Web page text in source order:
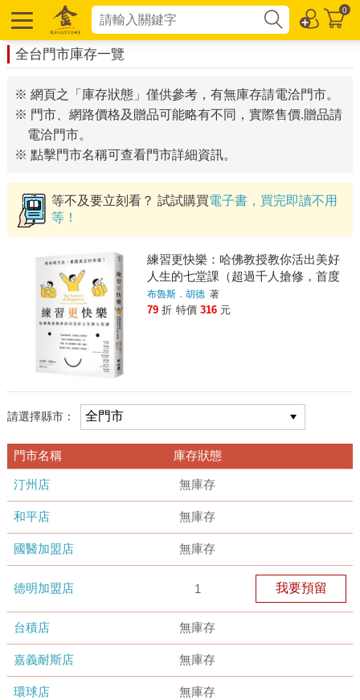
0
全台門市庫存一覽
※ 網頁之「庫存狀態」僅供參考，有無庫存請電洽門市。
※ 門市、網路價格及贈品可能略有不同，實際售價.贈品請
電洽門市。
※ 點擊門市名稱可查看門市詳細資訊。
等不及要立刻看？ 試試購買電子書，買完即讀不用
等！
練習更快樂：哈佛教授教你活出美好
人生的七堂課（超過千人搶修，首度
在台公開）
布魯斯．胡德 著
79 折 特價 316 元
請選擇縣市：
門市名稱 庫存狀態
汀州店 無庫存
和平店 無庫存
國醫加盟店 無庫存
德明加盟店 1 我要預留
台積店 無庫存
嘉義耐斯店 無庫存
環球店 無庫存